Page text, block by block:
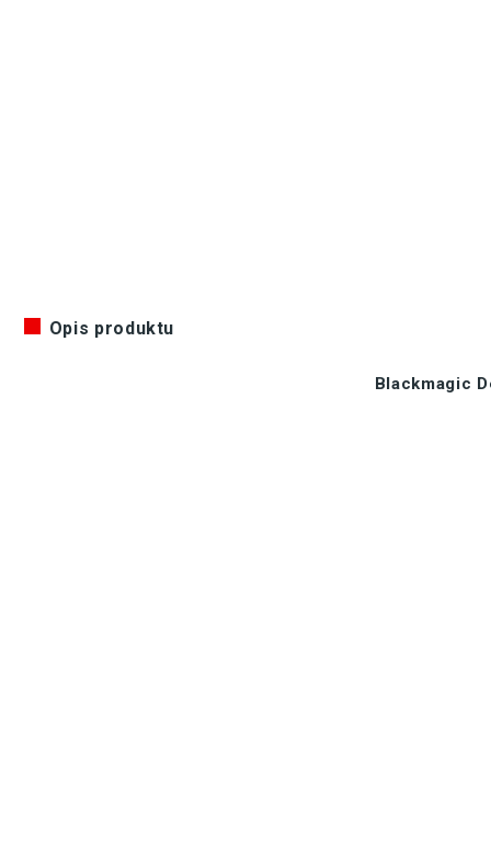
Opis produktu
Blackmagic